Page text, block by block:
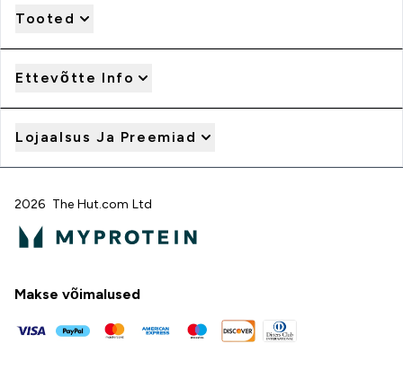
Tooted
Ettevõtte Info
Lojaalsus Ja Preemiad
2026 The Hut.com Ltd
Makse võimalused